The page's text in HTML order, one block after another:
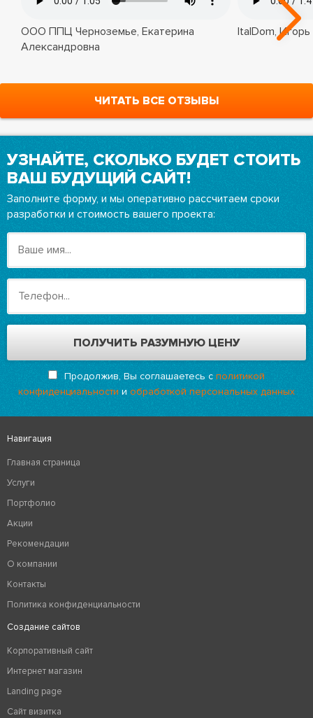
ООО ППЦ Черноземье, Екатерина
Александровна
ItalDom, Игорь
ЧИТАТЬ ВСЕ ОТЗЫВЫ
УЗНАЙТЕ, СКОЛЬКО БУДЕТ СТОИТЬ
ВАШ БУДУЩИЙ САЙТ!
Заполните форму, и мы оперативно рассчитаем сроки
разработки и стоимость вашего проекта:
Продолжив, Вы соглашаетесь с политикой
конфиденциальности и обработкой персональных данных
Навигация
Главная страница
Услуги
Портфолио
Акции
Рекомендации
О компании
Контакты
Политика конфиденциальности
Создание сайтов
Корпоративный сайт
Интернет магазин
Landing page
Сайт визитка